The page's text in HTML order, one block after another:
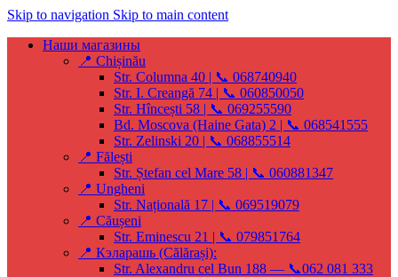
Skip to navigation Skip to main content
Наши магазины
📍 Chișinău
Str. Columna 40 | 📞 068740940
Str. I. Creangă 74 | 📞 060850050
Str. Hîncești 58 | 📞 069255590
Bd. Moscova (Haine Gata) 2 | 📞 068541555
Str. Zelinski 20 | 📞 068855514
📍 Fălești
Str. Ștefan cel Mare 58 | 📞 060881347
📍 Ungheni
Str. Națională 17 | 📞 069519079
📍 Căușeni
Str. Eminescu 21 | 📞 079851764
📍 Кэларашь (Călărași):
Str. Alexandru cel Bun 188 — 📞062 081 333